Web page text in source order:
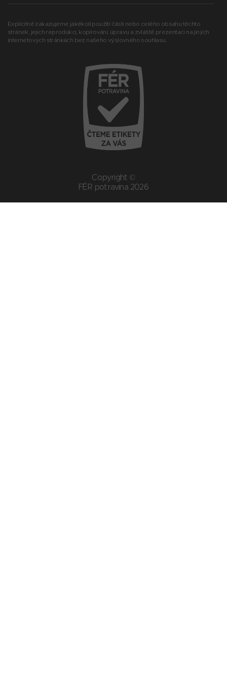
Explicitně zakazujeme jakékoli použití části nebo celého obsahu těchto
stránek, jejich reprodukci, kopírování, úpravu a zvláště prezentaci na jiných
internetových stránkách bez našeho výslovného souhlasu.
Copyright ©
FÉR potravina 2026